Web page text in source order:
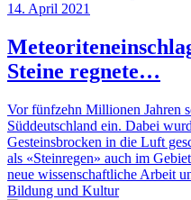
14. April 2021
Steine regnete…
Vor fünfzehn Millionen Jahren
Süddeutschland ein. Dabei
Gesteinsbrocken in die Luft
als «Steinregen» auch im
neue wissenschaftliche Arbeit
Bildung und Kultur